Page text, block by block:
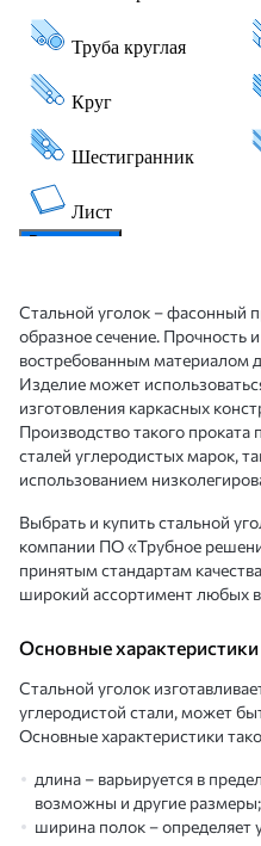
Стальной уголок – фасонный
образное сечение. Прочность
востребованным материалом
Изделие может
изготовления каркасных
Производство такого проката
сталей углеродистых марок,
использованием
Выбрать и купить стальной
компании ПО «Трубное
принятым стандартам
широкий ассортимент любых
Основные характеристики
Стальной уголок
углеродистой стали, может
Основные характеристики
длина – варьируется в
возможны и другие размеры;
ширина полок – определяет